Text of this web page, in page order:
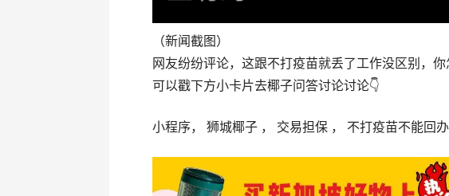
（新闻截图）
网友纷纷评论，这跟不打疫苗就丢了工作没区别，你
可以戳下方小卡片去椰子问答讨论讨论👇
小程序， 狮城椰子 ， 交易担保 ， 不打疫苗不能